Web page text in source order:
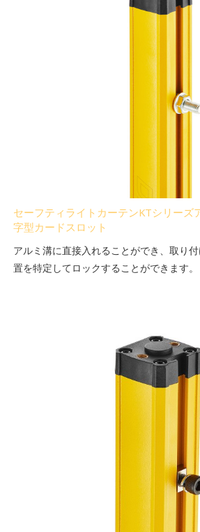
セーフティライトカーテンKTシリーズ
字型カードスロット
アルミ溝に直接入れることができ、取り
置を特定してロックすることができます。